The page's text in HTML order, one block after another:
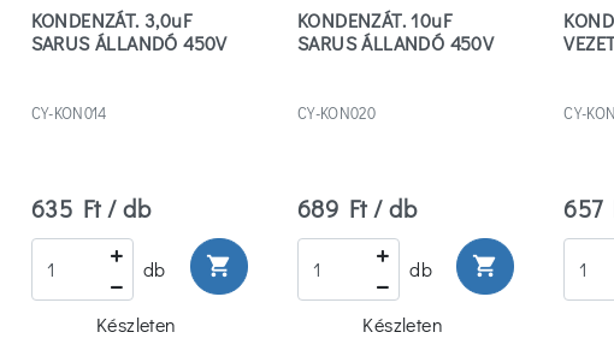
KONDENZÁT. 3,0uF
SARUS ÁLLANDÓ 450V
CY-KON014
635 Ft / db
db shopping_cart
Készleten
KONDENZÁT. 10uF
SARUS ÁLLANDÓ 450V
CY-KON020
689 Ft / db
db shopping_cart
Készleten
CY-
657